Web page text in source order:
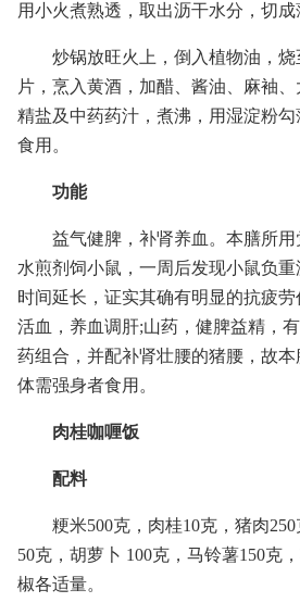
用小火煮熟透，取出沥干水分，切成
炒锅放旺火上，倒入植物油，
片，烹入黄酒，加醋、酱油、麻袖、
精盐及中药药汁，煮沸，用湿淀粉
食用。
功能
益气健脾，补肾养血。本膳所
水煎剂饲小鼠，一周后发现小鼠负
时间延长，证实其确有明显的抗疲
活血，养血调肝;山药，健脾益精，
药组合，并配补肾壮腰的猪腰，故
体需强身者食用。
肉桂咖喱饭
配料
粳米500克，肉桂10克，猪肉
50克，胡萝卜 100克，马铃薯150克
椒各适量。